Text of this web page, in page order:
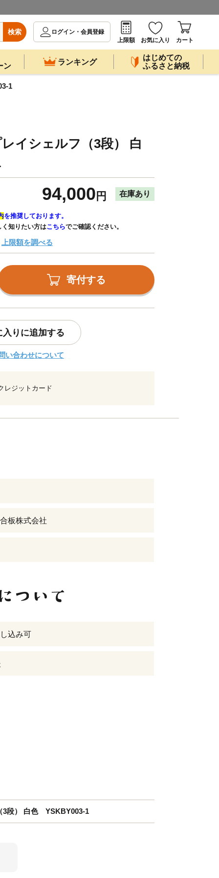
検索
ログイン・会員登録
上限額
お気に入り カート
ン ランキング
はじめての
ふるさと納税
1
イシェルフ（3段） 白
94,000 円 在庫あり
を推奨しております。
知りたい方はこちらでご確認ください。
上限額を調べる
寄付する
入りに追加する
い合わせについて
レジットカード
板株式会社
込み可
3段） 白色 YSKBY003-1